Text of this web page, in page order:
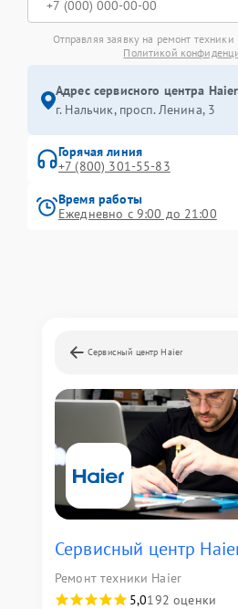
Отправляя заявку на ремонт техники
Политикой
Адрес сервисного центра
г. Нальчик, просп. Ленина, 3
Горячая линия
+7 (800) 301-55-83
Время работы
Ежедневно с 9:00 до 21:00
Сервисный центр Haier
Сервисный центр
Ремонт техники Haier
5,0192 оценки